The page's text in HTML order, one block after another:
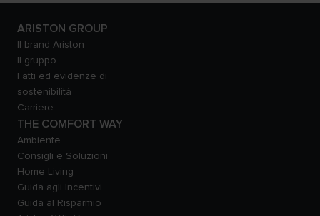
ARISTON GROUP
Il brand Ariston
Il gruppo
Fatti ed evidenze di
sostenibilità
Carriere
THE COMFORT WAY
Ambiente
Consigli e Soluzioni
Home Living
Guida agli Incentivi
Guida al Risparmio